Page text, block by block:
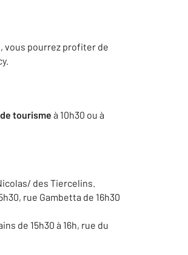
vous pourrez profiter de
tourisme à 10h30 ou à
des Tiercelins.
rue Gambetta de 16h30
de 15h30 à 16h, rue du